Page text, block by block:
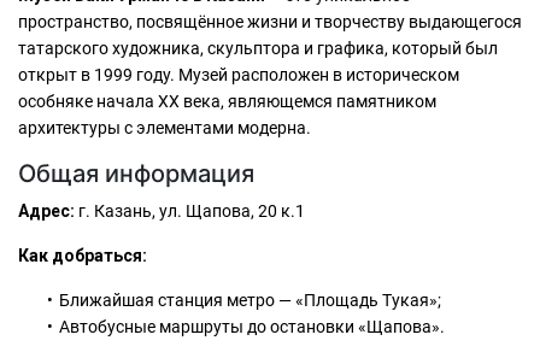
пространство, посвящённое жизни и творчеству выдающегося
татарского художника, скульптора и графика, который был
открыт в 1999 году. Музей расположен в историческом
особняке начала XX века, являющемся памятником
архитектуры с элементами модерна.
Общая информация
Адрес: г. Казань, ул. Щапова, 20 к.1
Как добраться:
Ближайшая станция метро — «Площадь Тукая»;
Автобусные маршруты до остановки «Щапова».